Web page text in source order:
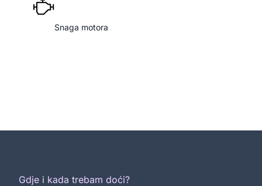
Snaga motora
Gdje i kada trebam doći?